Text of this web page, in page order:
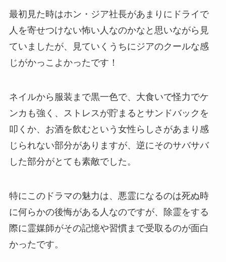
最初見た時はホン・ジア社長があまりにドライで
人を寄せつけない怖い人なのかなと思いながら見
ていましたが、見ていくうちにジアのクールな感
じがかっこよかったです！
ネイルから服装まで黒一色で、大食いで怪力でケ
ンカも強く、ストレスが貯まるとサンドバックを
叩くか、お酒を飲むという女性らしさがあまり感
じられない部分がありますが、逆にそのサバサバ
した部分がとても素敵でした。
特にこのドラマの魅力は、悪霊になるのは死ぬ時
に何らかの後悔がある人なのですが、除霊をする
際に霊媒師がその記憶や習慣まで受取るのが面白
かったです。